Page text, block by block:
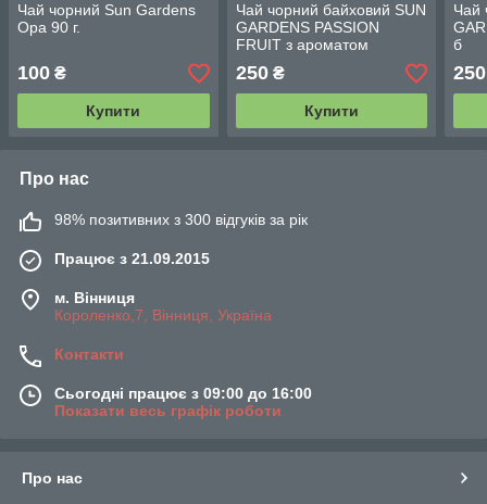
Чай чорний Sun Gardens
Opa 90 г.
100 ₴
Купити
Чай чорний байховий SUN
GARDENS PASSION
FRUIT з ароматом
маракуї 100 г м/б
250₴
Купити
Чай
б
250
Про нас
98% позитивних з 300 відгуків за рік
Працює з 21.09.2015
м. Вінниця
Короленко,7, Вінниця, Україна
Контакти
Сьогодні працює з 09:00 до 16:00
Показати весь графік роботи
Про нас